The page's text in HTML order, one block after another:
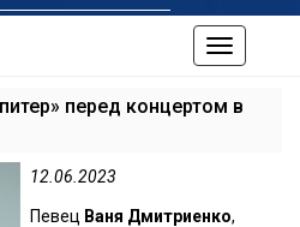
по
перед концертом в
12.06.2023
Певец Ваня Дмитриенко,